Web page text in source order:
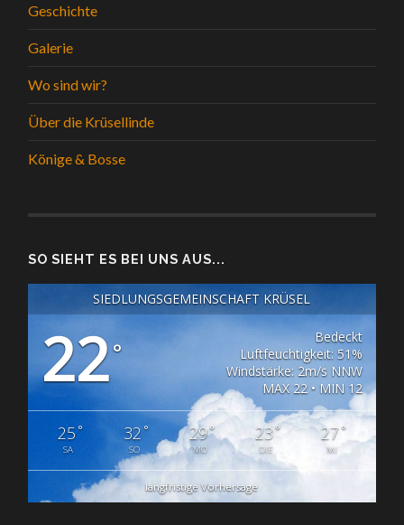
Geschichte
Galerie
Wo sind wir?
Über die Krüsellinde
Könige & Bosse
SO SIEHT ES BEI UNS AUS...
SIEDLUNGSGEMEINSCHAFT KRÜSEL
22°
Bedeckt
Luftfeuchtigkeit: 51%
Windstärke: 2m/s NNW
MAX 22 • MIN 12
25°
SA
32 °
SO
29°
MO
23°
DIE
27°
MI
langfristige Vorhersage